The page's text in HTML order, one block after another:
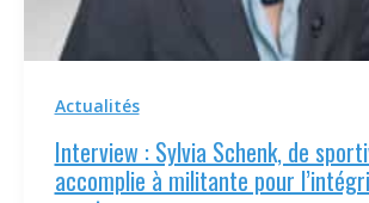
Actualités
Interview : Sylvia Schenk, de
accomplie à militante pour